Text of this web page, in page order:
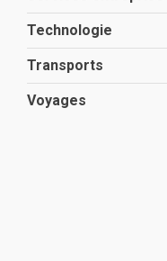
Technologie
Transports
Voyages